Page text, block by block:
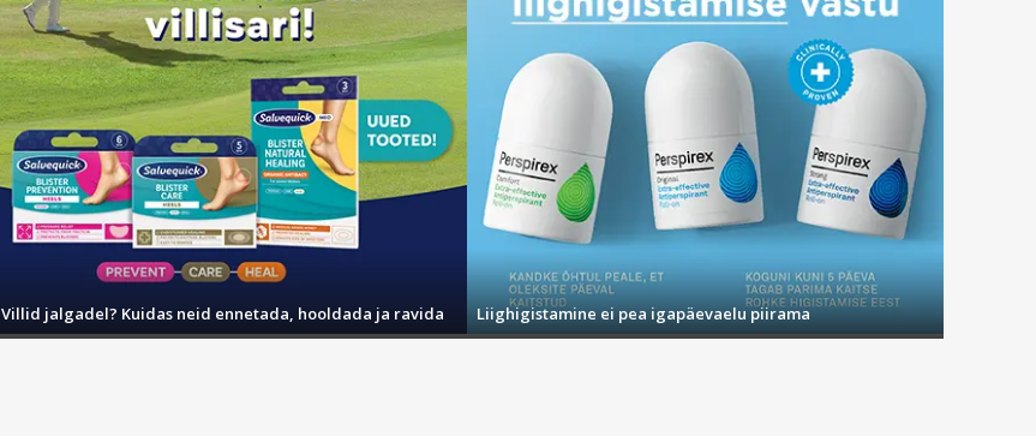
Villid jalgadel? Kuidas neid ennetada, hooldada ja ravida Liighigistamine ei pea igapäevaelu piirama